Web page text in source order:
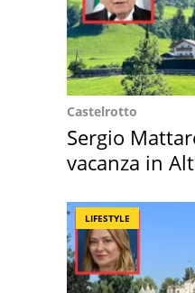
Castelrotto
Sergio
vacanza in
LIFESTYLE